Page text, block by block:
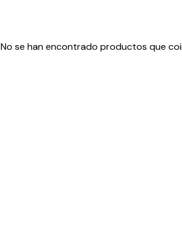
No se han encontrado productos que